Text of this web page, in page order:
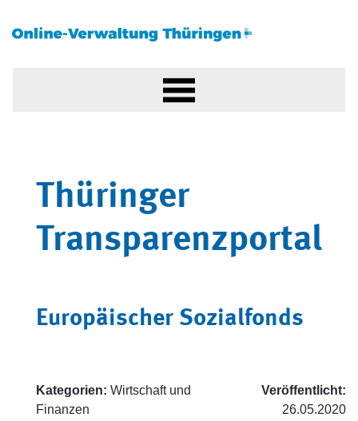
Thüringer
Transparenzportal
Europäischer Sozialfonds
Kategorien: Wirtschaft und
Finanzen
Veröffentlicht:
26.05.2020